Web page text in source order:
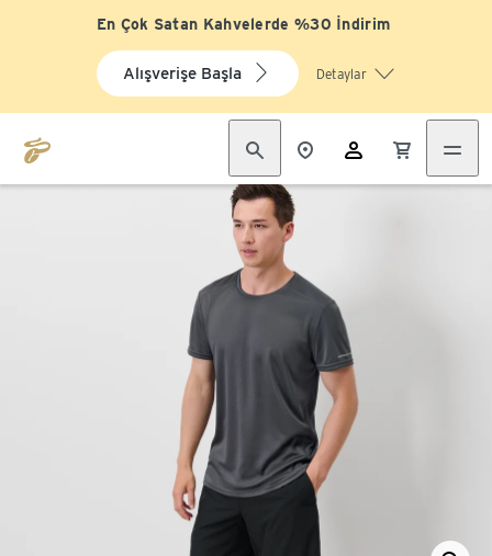
En Çok Satan Kahvelerde %30 İndirim
Alışverişe Başla Detaylar